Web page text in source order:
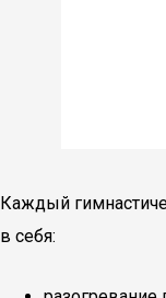
Каждый
в себя: